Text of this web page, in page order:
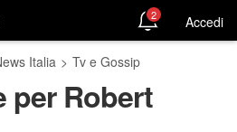
2 Accedi
Italia > Tv e Gossip
per Robert